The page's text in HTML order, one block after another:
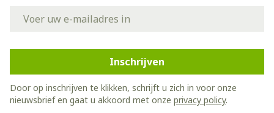
Inschrijven
Door op inschrijven te klikken, schrijft u zich in voor onze
nieuwsbrief en gaat u akkoord met onze privacy policy.